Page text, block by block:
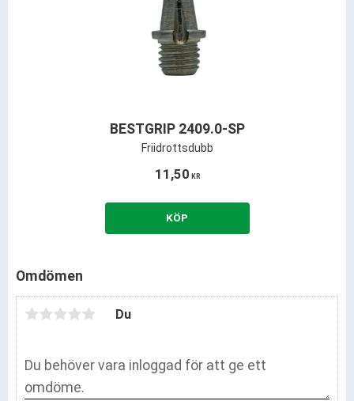
Omdömen
Du
BESTGRIP 2409.0-SP
Friidrottsdubb
11,50 KR
KÖP